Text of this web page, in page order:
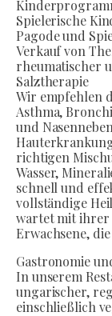
Spielerische
Pagode und
Verkauf von
rheumatischer
Salztherapie
Wir empfehlen
Asthma,
und
richtigen
Wasser,
schnell und
vollständige
wartet mit ihrer
Erwachsene,
Gastronomie
In unserem
ungarischer,
einschließlich